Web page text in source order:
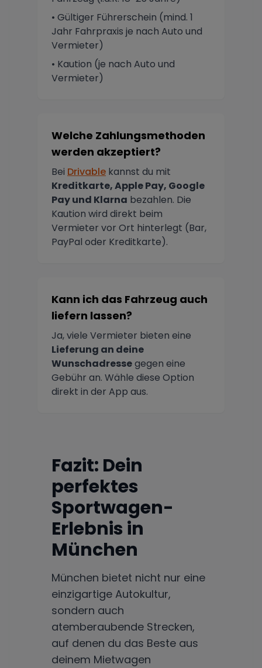
• Gültiger Führerschein (mind. 1
Jahr Fahrpraxis je nach Auto und
Vermieter)
• Kaution (je nach Auto und
Vermieter)
Welche Zahlungsmethoden
werden akzeptiert?
Bei Drivable kannst du mit
Kreditkarte, Apple Pay, Google
Pay und Klarna bezahlen. Die
Kaution wird direkt beim
Vermieter vor Ort hinterlegt (Bar,
PayPal oder Kreditkarte).
Kann ich das Fahrzeug auch
liefern lassen?
Ja, viele Vermieter bieten eine
Lieferung an deine
Wunschadressegegen eine
Gebühr an. Wähle diese Option
direkt in der App aus.
Fazit: Dein
perfektes
Sportwagen-
Erlebnis in
München
München bietet nicht nur eine
einzigartige Autokultur,
sondern auch
atemberaubende Strecken,
auf denen du das Beste aus
deinem Mietwagen